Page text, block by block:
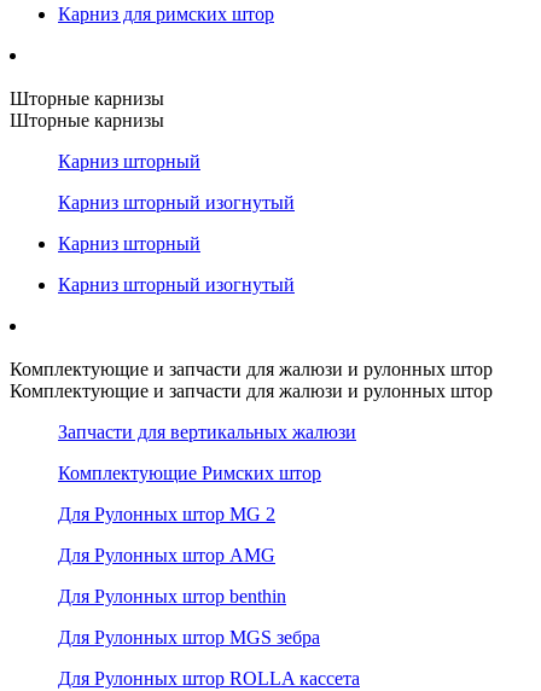
Карниз для римских штор
Шторные карнизы
Шторные карнизы
Карниз шторный
Карниз шторный изогнутый
Карниз шторный
Карниз шторный изогнутый
Комплектующие и запчасти для жалюзи и рулонных штор
Комплектующие и запчасти для жалюзи и рулонных штор
Запчасти для вертикальных жалюзи
Комплектующие Римских штор
Для Рулонных штор MG 2
Для Рулонных штор AMG
Для Рулонных штор benthin
Для Рулонных штор MGS зебра
Для Рулонных штор ROLLA кассета